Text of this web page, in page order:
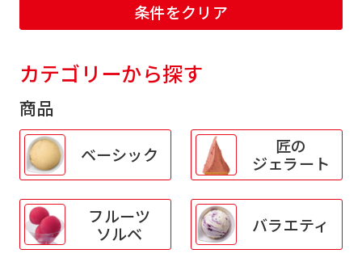
カテゴリーから探す
商品
ベーシック 匠の
ジェラート
フルーツ
ソルベ バラエティ
条件をクリア